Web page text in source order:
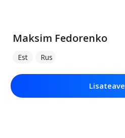
Maksim Fedorenko
Est Rus
Lisateave